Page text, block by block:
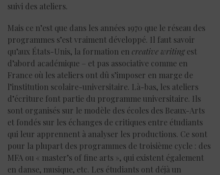
suivi des ateliers.
Mais ce n’est que dans les années 1970 que le réseau des
programmes s’est vraiment développé. Il faut savoir
qu’aux États-Unis, la formation en creative writingest
d’abord académique – et pas associative comme en
France où les ateliers ont dû s’imposer en marge de
l’institution scolaire-universitaire. Là-bas, les ateliers
d’écriture font partie du programme universitaire. Ils
sont organisés sur le modèle des écoles des Beaux-Arts
et fondés sur les échanges de critiques entre étudiants
qui leur apprennent à analyser les productions. Ce sont
pour la plupart des programmes de troisième cycle : des
MFA ou « master’s of fine arts », qui existent également
en danse, musique, etc. Les étudiants ont déjà un